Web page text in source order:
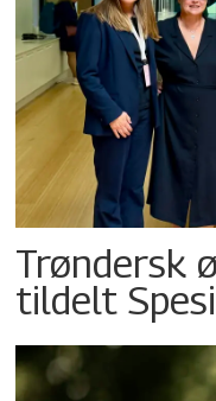
Trøndersk
tildelt